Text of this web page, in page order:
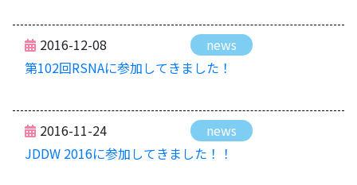
2016-12-08
news
第102回RSNAに参加してきました！
2016-11-24
news
JDDW 2016に参加してきました！！